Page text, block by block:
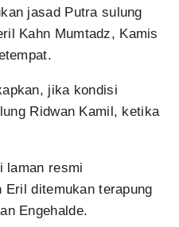
jasad Putra sulung
Kahn Mumtadz, Kamis
jika kondisi
Ridwan Kamil, ketika
laman resmi
Eril ditemukan terapung
Engehalde.